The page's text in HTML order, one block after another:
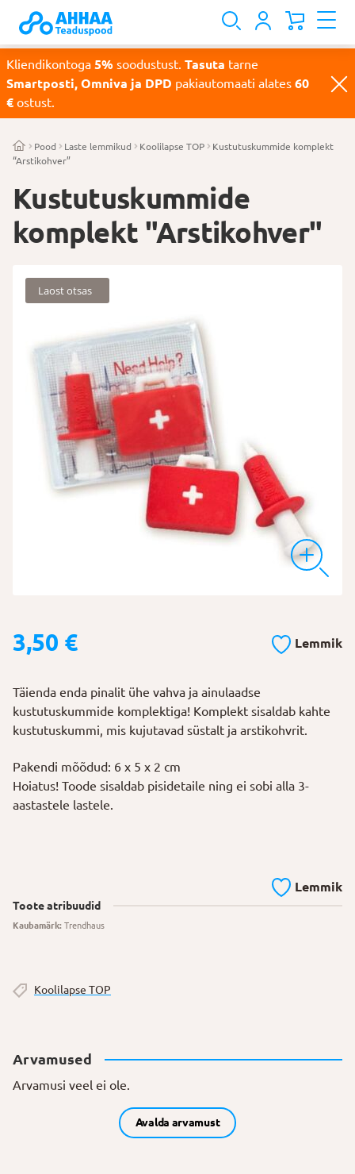
Kliendikontoga 5% soodustust. Tasuta tarne
Smartposti, Omniva ja DPD pakiautomaati alates 60
€ ostust.
Pood Laste lemmikud Koolilapse TOP
Kustutuskummide komplekt
“Arstikohver”
Kustutuskummide
komplekt "Arstikohver"
Laost otsas
3,50 € Lemmik
Täienda enda pinalit ühe vahva ja ainulaadse
kustutuskummide komplektiga! Komplekt sisaldab kahte
kustutuskummi, mis kujutavad süstalt ja arstikohvrit.
Pakendi mõõdud: 6 x 5 x 2 cm
Hoiatus! Toode sisaldab pisidetaile ning ei sobi alla 3-
aastastele lastele.
Lemmik
Toote atribuudid
Kaubamärk: Trendhaus
Koolilapse TOP
Arvamused
Arvamusi veel ei ole.
Avalda arvamust